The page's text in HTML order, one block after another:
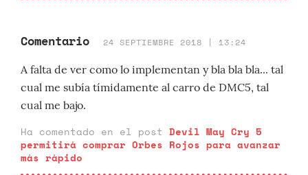
Comentario 24 SEPTIEMBRE 2018 | 13:24
A falta de ver como lo implementan y bla bla bla... tal
cual me subía tímidamente al carro de DMC5, tal
cual me bajo.
Ha comentado en el post Devil May Cry 5
permitirá comprar Orbes Rojos para avanzar
más rápido